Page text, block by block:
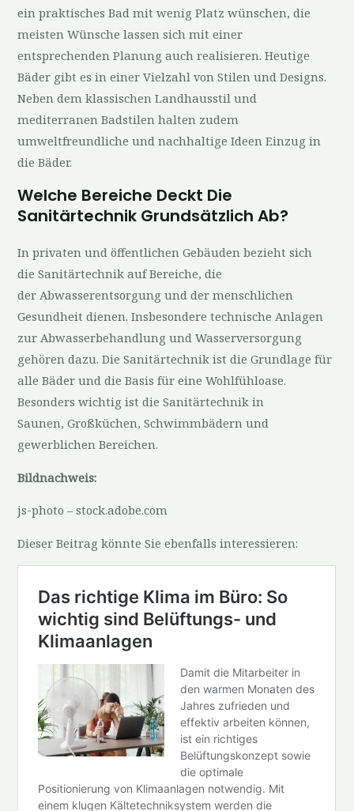
ein praktisches Bad mit wenig Platz wünschen, die
meisten Wünsche lassen sich mit einer
entsprechenden Planung auch realisieren. Heutige
Bäder gibt es in einer Vielzahl von Stilen und Designs.
Neben dem klassischen Landhausstil und
mediterranen Badstilen halten zudem
umweltfreundliche und nachhaltige Ideen Einzug in
die Bäder.
Welche Bereiche Deckt Die
Sanitärtechnik Grundsätzlich Ab?
In privaten und öffentlichen Gebäuden bezieht sich
die Sanitärtechnik auf Bereiche, die
der Abwasserentsorgung und der menschlichen
Gesundheit dienen. Insbesondere technische Anlagen
zur Abwasserbehandlung und Wasserversorgung
gehören dazu. Die Sanitärtechnik ist die Grundlage für
alle Bäder und die Basis für eine Wohlfühloase.
Besonders wichtig ist die Sanitärtechnik in
Saunen, Großküchen, Schwimmbädern und
gewerblichen Bereichen.
Bildnachweis:
js-photo – stock.adobe.com
Dieser Beitrag könnte Sie ebenfalls interessieren: